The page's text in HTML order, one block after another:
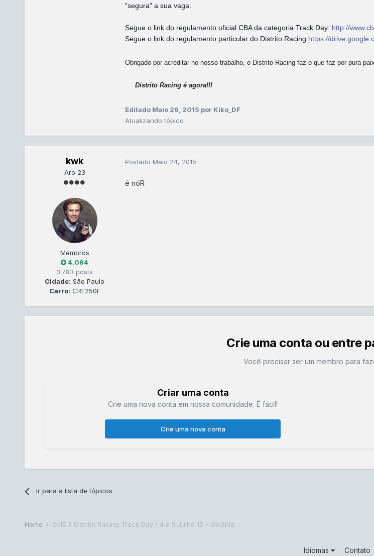
"segura" a sua vaga.
Segue o link do regulamento oficial CBA da categoria Track Day: http://
Segue o link do regulamento particular do Distrito Racing:https://
Obrigado por acreditar no nosso trabalho, o Distrito Racing faz o que faz por pura
Distrito Racing é agora!!!
Editado Maio 26, 2015 por Kiko_DF
Atualizando tópico
kwk
Aro 23
Membros
4.094
3.783 posts
Cidade: São Paulo
Carro: CRF250F
Postado Maio 24, 2015
é nóR
Crie uma conta ou entre
Você precisar ser um membro para
Criar uma conta
Crie uma nova conta em nossa comunidade. É fácil!
Crie uma nova conta
Ir para a lista de tópicos
Home 2k15.3 Distrito Racing Track Day / 4 e 5 Julho 15 - Goiânia.
Idiomas Contato